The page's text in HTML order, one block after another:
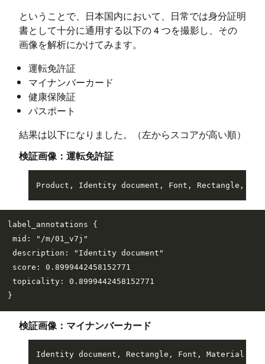
ということで、日本国内において、日常では身分証明
書として十分に通用する以下の 4 つを撮影し、その
画像を解析にかけてみます。
運転免許証
マイナンバーカード
健康保険証
パスポート
結果は以下になりました。（左からスコアが高い順）
検証画像：運転免許証
label_annotations {
mid: "/m/01_v7j"
description: "Identity document"
score: 0.8999442458152771
topicality: 0.8999442458152771
検証画像：マイナンバーカード